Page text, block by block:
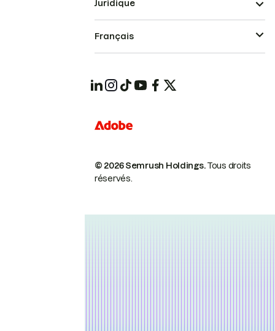
© 2026 Semrush Holdings.Tous droits
réservés.
Juridique
Français